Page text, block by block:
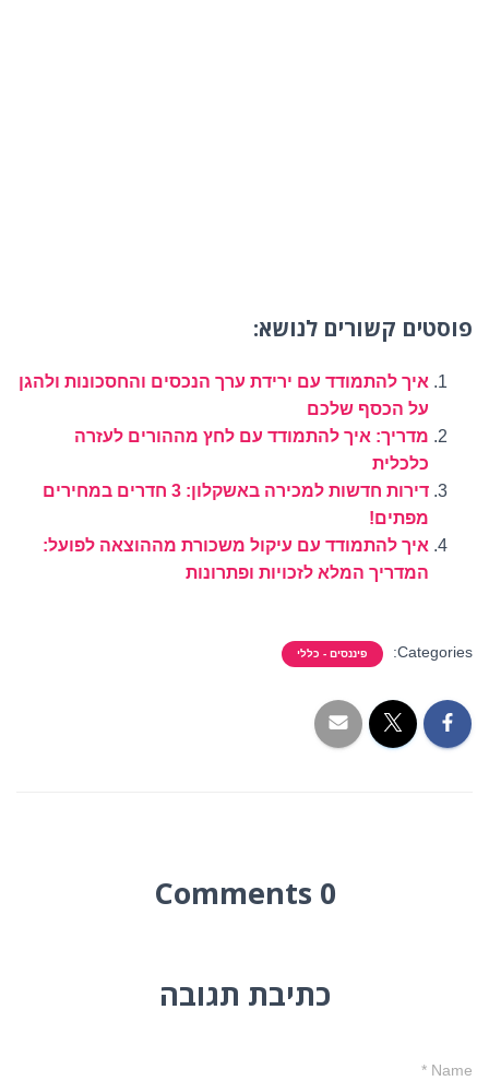
פוסטים קשורים לנושא:
איך להתמודד עם ירידת ערך הנכסים והחסכונות ולהגן
על הכסף שלכם
מדריך: איך להתמודד עם לחץ מההורים לעזרה
כלכלית
דירות חדשות למכירה באשקלון: 3 חדרים במחירים
מפתים!
איך להתמודד עם עיקול משכורת מההוצאה לפועל:
המדריך המלא לזכויות ופתרונות
Categories: פיננסים - כללי
0 Comments
כתיבת תגובה
Name
*